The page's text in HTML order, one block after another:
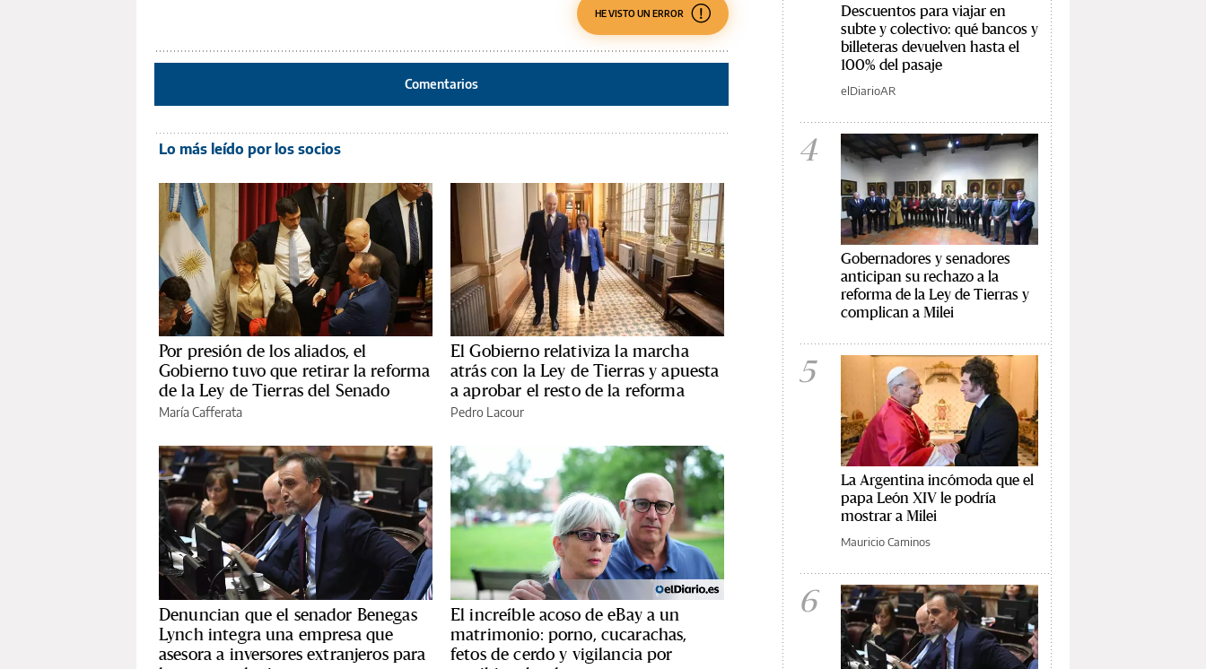
HE VISTO UN ERROR
Comentarios
Lo más leído por los socios
Por presión de los aliados, el
Gobierno tuvo que retirar la reforma
de la Ley de Tierras del Senado
María Cafferata
El Gobierno relativiza la marcha
atrás con la Ley de Tierras y apuesta
a aprobar el resto de la reforma
Pedro Lacour
Denuncian que el senador Benegas
Lynch integra una empresa que
asesora a inversores extranjeros para
El increíble acoso de eBay a un
matrimonio: porno, cucarachas,
fetos de cerdo y vigilancia por
Descuentos para viajar en
subte y colectivo: qué bancos y
billeteras devuelven hasta el
100% del pasaje
elDiarioAR
4
Gobernadores y senadores
anticipan su rechazo a la
reforma de la Ley de Tierras y
complican a Milei
5
La Argentina incómoda que el
papa León XIV le podría
mostrar a Milei
Mauricio Caminos
6